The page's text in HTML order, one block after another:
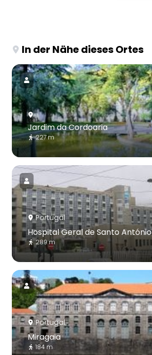
In der Nähe dieses Ortes
Jardim da Cordoaria
227 m
Portugal
Hospital Geral de Santo António
289 m
Portugal
Miragaia
184 m